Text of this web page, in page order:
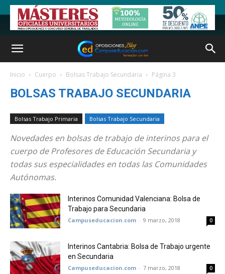
Inicio Cuerpo Bolsas Trabajo Secundaria Página 3
BOLSAS TRABAJO SECUNDARIA
Bolsas Trabajo Primaria Bolsas Trabajo Secundaria
Novedades en bolsas de trabajo de interinos para el
cuerpo de Profesores de Educación Secundaria y
todas sus especialidades en todas las Comunidades
Autónomas.
Interinos Comunidad Valenciana: Bolsa de
Trabajo para Secundaria
Campuseducacion.com - 9 marzo, 2018 0
Interinos Cantabria: Bolsa de Trabajo urgente
en Secundaria
Campuseducacion.com - 7 marzo, 2018 0